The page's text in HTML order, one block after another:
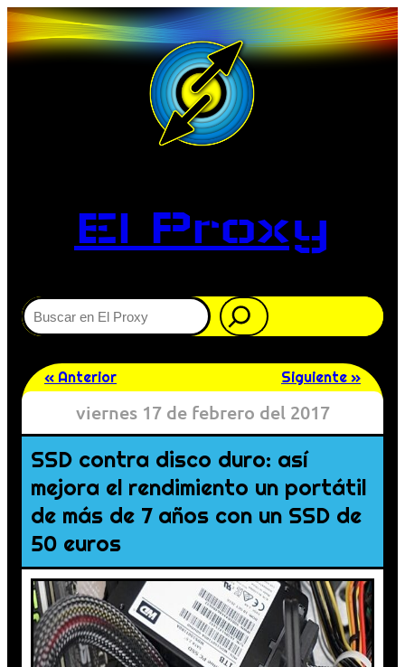
El Proxy
Buscar
« Anterior Siguiente »
viernes 17 de febrero del 2017
SSD contra disco duro: así
mejora el rendimiento un portátil
de más de 7 años con un SSD de
50 euros